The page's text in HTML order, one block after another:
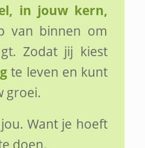
in jouw kern,
van binnen om
Zodat jij kiest
te leven en kunt
groei.
Want je hoeft
doen.